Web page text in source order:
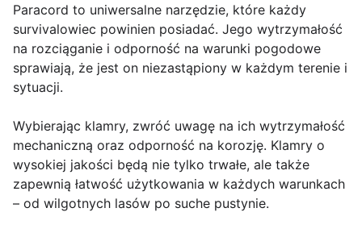
Paracord to uniwersalne narzędzie, które każdy
survivalowiec powinien posiadać. Jego wytrzymałość
na rozciąganie i odporność na warunki pogodowe
sprawiają, że jest on niezastąpiony w każdym terenie i
sytuacji.
Wybierając klamry, zwróć uwagę na ich wytrzymałość
mechaniczną oraz odporność na korozję. Klamry o
wysokiej jakości będą nie tylko trwałe, ale także
zapewnią łatwość użytkowania w każdych warunkach
– od wilgotnych lasów po suche pustynie.